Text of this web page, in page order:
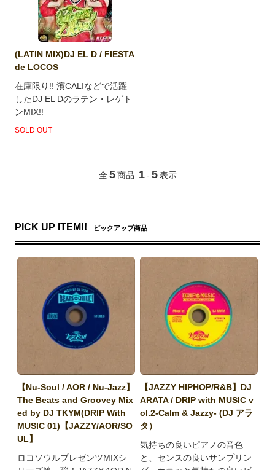
(LATIN MIX)DJ EL D / FIESTA
de LOCOS
在庫限り!! 濱CALIなどで活躍
したDJ EL Dのラテン・レゲト
ンMIX!!
SOLD OUT
全 5 商品 1 - 5 表示
PICK UP ITEM!! ピックアップ商品
【Nu-Soul / AOR / Nu-Jazz】
The Beats and Groovey Mix
ed by DJ TKYM(DRIP With
MUSIC 01)【JAZZY/AOR/SO
UL】
ロコソウルプレゼンツMIXシ
【JAZZY HIPHOP/R&B】DJ
ARATA / DRIP with MUSIC v
ol.2-Calm & Jazzy- (DJ アラ
タ）
気持ちの良いピアノの音色
と、センスの良いサンプリン